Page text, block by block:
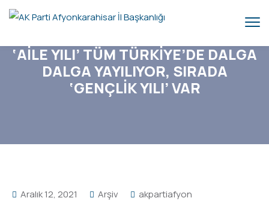
‘AİLE YILI’ TÜM TÜRKİYE’DE DALGA
DALGA YAYILIYOR, SIRADA
‘GENÇLİK YILI’ VAR
Aralık 12, 2021 Arşiv
akpartiafyon